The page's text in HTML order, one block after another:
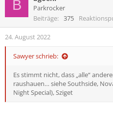
i
n
B
Parkrocker
Beiträge
375
24. August 2022
Sawyer schrieb:
Es stimmt nicht, dass „alle“
raushauen… siehe Southside,
Night Special), Sziget